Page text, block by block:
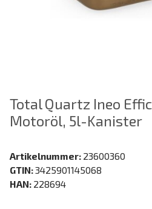
Total Quartz Ineo
Motoröl, 5l-Kanister
Artikelnummer: 23600360
GTIN:3425901145068
HAN: 228694